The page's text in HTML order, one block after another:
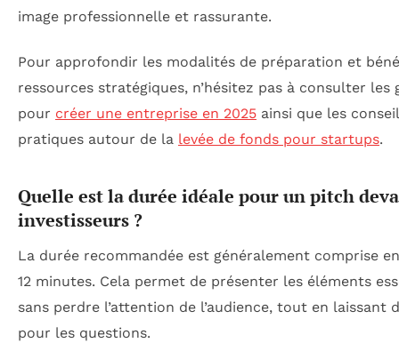
image professionnelle et rassurante.
Pour approfondir les modalités de préparation et
ressources stratégiques, n’hésitez pas à consulter les
pour créer une entreprise en 2025 ainsi que les
pratiques autour de la levée de fonds pour startups.
Quelle est la durée idéale pour un pitch
investisseurs ?
La durée recommandée est généralement comprise
12 minutes. Cela permet de présenter les éléments
sans perdre l’attention de l’audience, tout en laissant
pour les questions.